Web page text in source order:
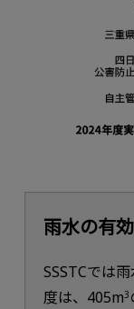
雨水の有
SSSTCでは
度は、405m3